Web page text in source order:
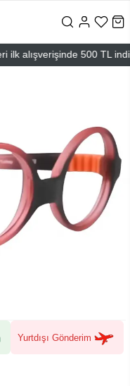
alışverişinde 500 TL indirim
Yurtdışı Gönderim